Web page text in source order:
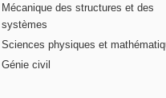
Mécanique des structures et des
systèmes
Sciences physiques et
Génie civil